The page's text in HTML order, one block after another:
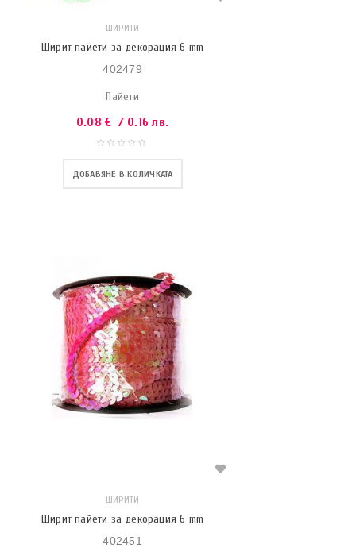
ШИРИТИ
Ширит пайети за декорация 6 mm
402479
Пайети
0.08€ / 0.16 лв.
ДОБАВЯНЕ В КОЛИЧКАТА
ШИРИТИ
Ширит пайети за декорация 6 mm
402451